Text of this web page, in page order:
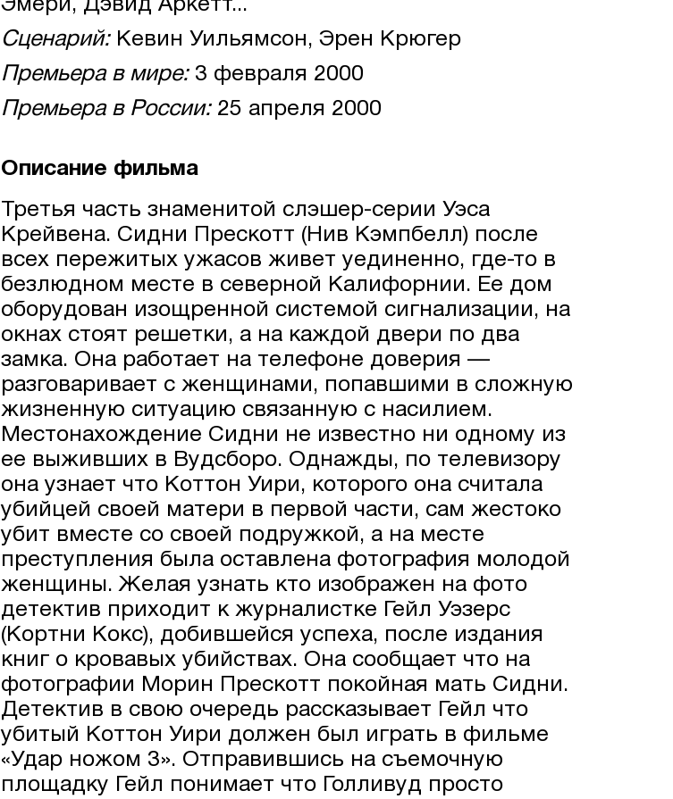
Эмери, Дэвид Аркетт...
Сценарий:Кевин Уильямсон, Эрен Крюгер
Премьера в мире:3 февраля 2000
Премьера в России:25 апреля 2000
Описание фильма
Третья часть знаменитой слэшер-серии Уэса
Крейвена. Сидни Прескотт (Нив Кэмпбелл) после
всех пережитых ужасов живет уединенно, где-то в
безлюдном месте в северной Калифорнии. Ее дом
оборудован изощренной системой сигнализации, на
окнах стоят решетки, а на каждой двери по два
замка. Она работает на телефоне доверия —
разговаривает с женщинами, попавшими в сложную
жизненную ситуацию связанную с насилием.
Местонахождение Сидни не известно ни одному из
ее выживших в Вудсборо. Однажды, по телевизору
она узнает что Коттон Уири, которого она считала
убийцей своей матери в первой части, сам жестоко
убит вместе со своей подружкой, а на месте
преступления была оставлена фотография молодой
женщины. Желая узнать кто изображен на фото
детектив приходит к журналистке Гейл Уэзерс
(Кортни Кокс), добившейся успеха, после издания
книг о кровавых убийствах. Она сообщает что на
фотографии Морин Прескотт покойная мать Сидни.
Детектив в свою очередь рассказывает Гейл что
убитый Коттон Уири должен был играть в фильме
«Удар ножом 3». Отправившись на съемочную
площадку Гейл понимает что Голливуд просто